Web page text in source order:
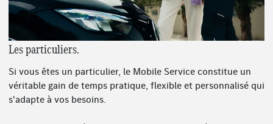
Les particuliers.
Si vous êtes un particulier, le Mobile Service constitue un
véritable gain de temps pratique, flexible et personnalisé qui
s'adapte à vos besoins.